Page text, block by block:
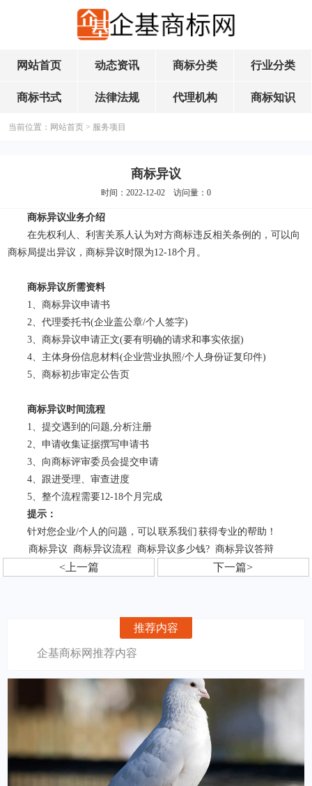
网站首页 动态资讯 商标分类 行业分类
商标书式 法律法规 代理机构 商标知识
当前位置： 网站首页 > 服务项目
商标异议
时间：2022-12-02 访问量： 0
商标异议业务介绍
在先权利人、利害关系人认为对方商标违反相关条例的，可以向
商标局提出异议，商标异议时限为12-18个月。
商标异议所需资料
1、商标异议申请书
2、代理委托书(企业盖公章/个人签字)
3、商标异议申请正文(要有明确的请求和事实依据)
4、主体身份信息材料(企业营业执照/个人身份证复印件)
5、商标初步审定公告页
商标异议时间流程
1、提交遇到的问题,分析注册
2、申请收集证据撰写申请书
3、向商标评审委员会提交申请
4、跟进受理、审查进度
5、整个流程需要12-18个月完成
提示：
针对您企业/个人的问题，可以 联系我们 获得专业的帮助！
商标异议
商标异议流程 商标异议多少钱? 商标异议答辩
<上一篇 下一篇>
推荐内容
企基商标网推荐内容